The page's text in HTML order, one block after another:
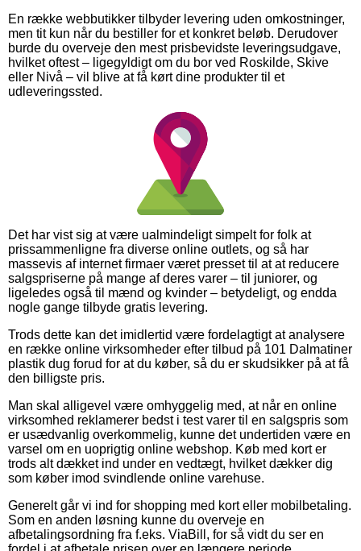
En række webbutikker tilbyder levering uden omkostninger,
men tit kun når du bestiller for et konkret beløb. Derudover
burde du overveje den mest prisbevidste leveringsudgave,
hvilket oftest – ligegyldigt om du bor ved Roskilde, Skive
eller Nivå – vil blive at få kørt dine produkter til et
udleveringssted.
Det har vist sig at være ualmindeligt simpelt for folk at
prissammenligne fra diverse online outlets, og så har
massevis af internet firmaer været presset til at at reducere
salgspriserne på mange af deres varer – til juniorer, og
ligeledes også til mænd og kvinder – betydeligt, og endda
nogle gange tilbyde gratis levering.
Trods dette kan det imidlertid være fordelagtigt at analysere
en række online virksomheder efter tilbud på 101 Dalmatiner
plastik dug forud for at du køber, så du er skudsikker på at få
den billigste pris.
Man skal alligevel være omhyggelig med, at når en online
virksomhed reklamerer bedst i test varer til en salgspris som
er usædvanlig overkommelig, kunne det undertiden være en
varsel om en uoprigtig online webshop. Køb med kort er
trods alt dækket ind under en vedtægt, hvilket dækker dig
som køber imod svindlende online varehuse.
Generelt går vi ind for shopping med kort eller mobilbetaling.
Som en anden løsning kunne du overveje en
afbetalingsordning fra f.eks. ViaBill, for så vidt du ser en